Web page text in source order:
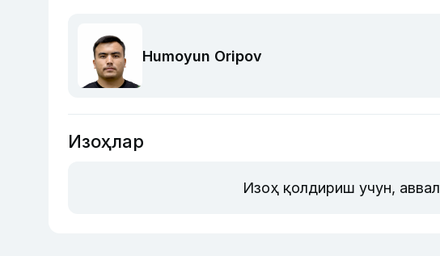
Humoyun Oripov
Изоҳлар
Изоҳ қолдириш учун, аввал